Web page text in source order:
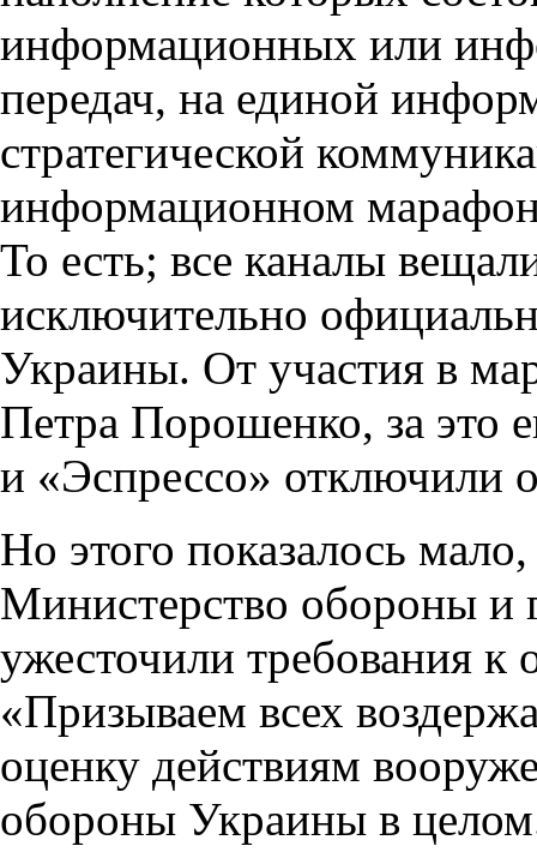
информационных или
передач, на единой
стратегической
информационном
То есть; все каналы
исключительно
Украины. От участия в
Петра Порошенко, за это
и «Эспрессо» отключили
Но этого показалось
Министерство обороны и
ужесточили требования
«Призываем всех
оценку действиям
обороны Украины в